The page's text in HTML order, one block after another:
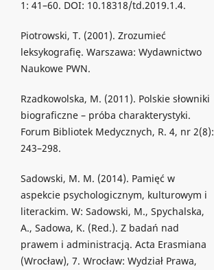
1: 41–60. DOI: 10.18318/td.2019.1.4.
Piotrowski, T. (2001). Zrozumieć
leksykografię. Warszawa: Wydawnictwo
Naukowe PWN.
Rzadkowolska, M. (2011). Polskie słowniki
biograficzne – próba charakterystyki.
Forum Bibliotek Medycznych, R. 4, nr 2(8):
243–298.
Sadowski, M. M. (2014). Pamięć w
aspekcie psychologicznym, kulturowym i
literackim. W: Sadowski, M., Spychalska,
A., Sadowa, K. (Red.). Z badań nad
prawem i administracją. Acta Erasmiana
(Wrocław), 7. Wrocław: Wydział Prawa,